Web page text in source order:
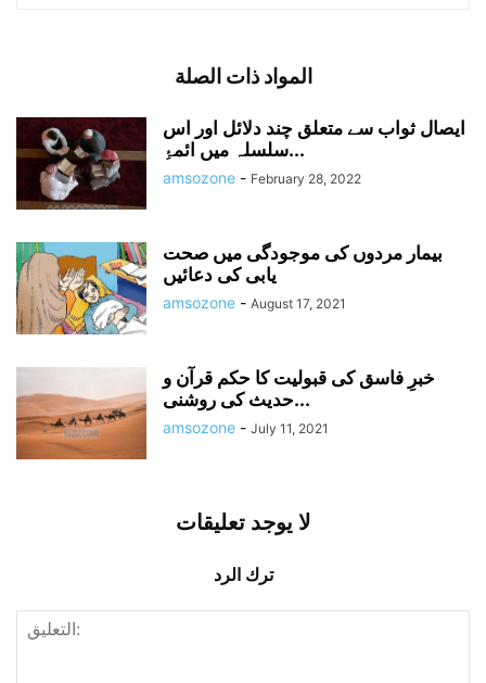
المواد ذات الصلة
ایصال ثواب سے متعلق چند دلائل اور اس
سلسلہ میں ائمۂِ...
amsozone - February 28, 2022
بیمار مردوں کی موجودگی میں صحت
یابی کی دعائیں
amsozone - August 17, 2021
خبرِ فاسق کی قبولیت کا حکم قرآن و
حدیث کی روشنی...
amsozone - July 11, 2021
لا يوجد تعليقات
ترك الرد